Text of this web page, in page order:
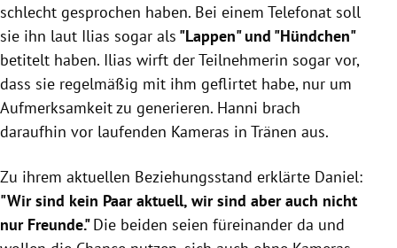
schlecht gesprochen haben. Bei einem Telefonat soll
sie ihn laut Ilias sogar als "Lappen" und "Hündchen"
betitelt haben. Ilias wirft der Teilnehmerin sogar vor,
dass sie regelmäßig mit ihm geflirtet habe, nur um
Aufmerksamkeit zu generieren. Hanni brach
daraufhin vor laufenden Kameras in Tränen aus.
Zu ihrem aktuellen Beziehungsstand erklärte Daniel:
"Wir sind kein Paar aktuell, wir sind aber auch nicht
nur Freunde."Die beiden seien füreinander da und